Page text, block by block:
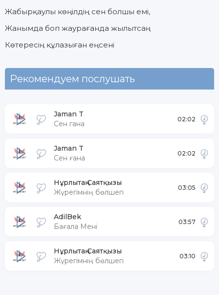
Жабырқаулы көңілдің сен болшы емi,
Жанымда боп жаурағанда жылытсаң
Көтересің құлазыған еңсені
Рекомендуем послушать
Jaman T
Сен гана
02:02
Jaman T
Сен ғана
02:02
Нұрлытаң Саятқызы
Жүрегімнің бөлшегі
03:05
AdilBek
Бағала Мені
03:57
Нұрлытаң Саятқызы
Жүрегімнің бөлшегі
03:10